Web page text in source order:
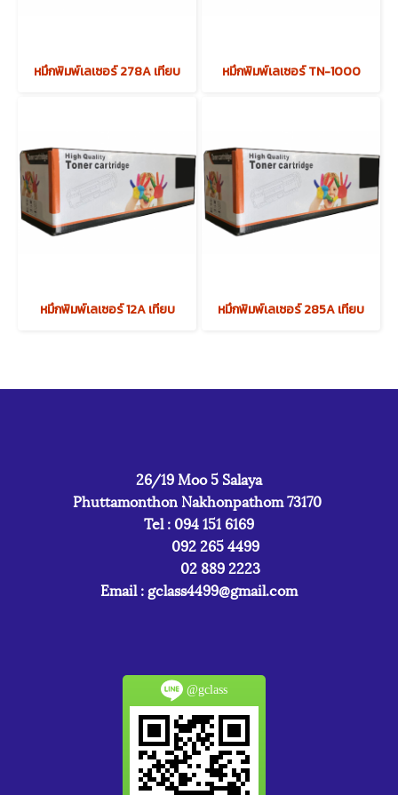
หมึกพิมพ์เลเซอร์ 278A เทียบ หมึกพิมพ์เลเซอร์ TN-1000
หมึกพิมพ์เลเซอร์ 12A เทียบ หมึกพิมพ์เลเซอร์ 285A เทียบ
26/19 Moo 5 Salaya
Phuttamonthon Nakhonpathom 73170
Tel : 094 151 6169
092 265 4499
02 889 2223
Email : gclass4499@gmail.com
@gclass